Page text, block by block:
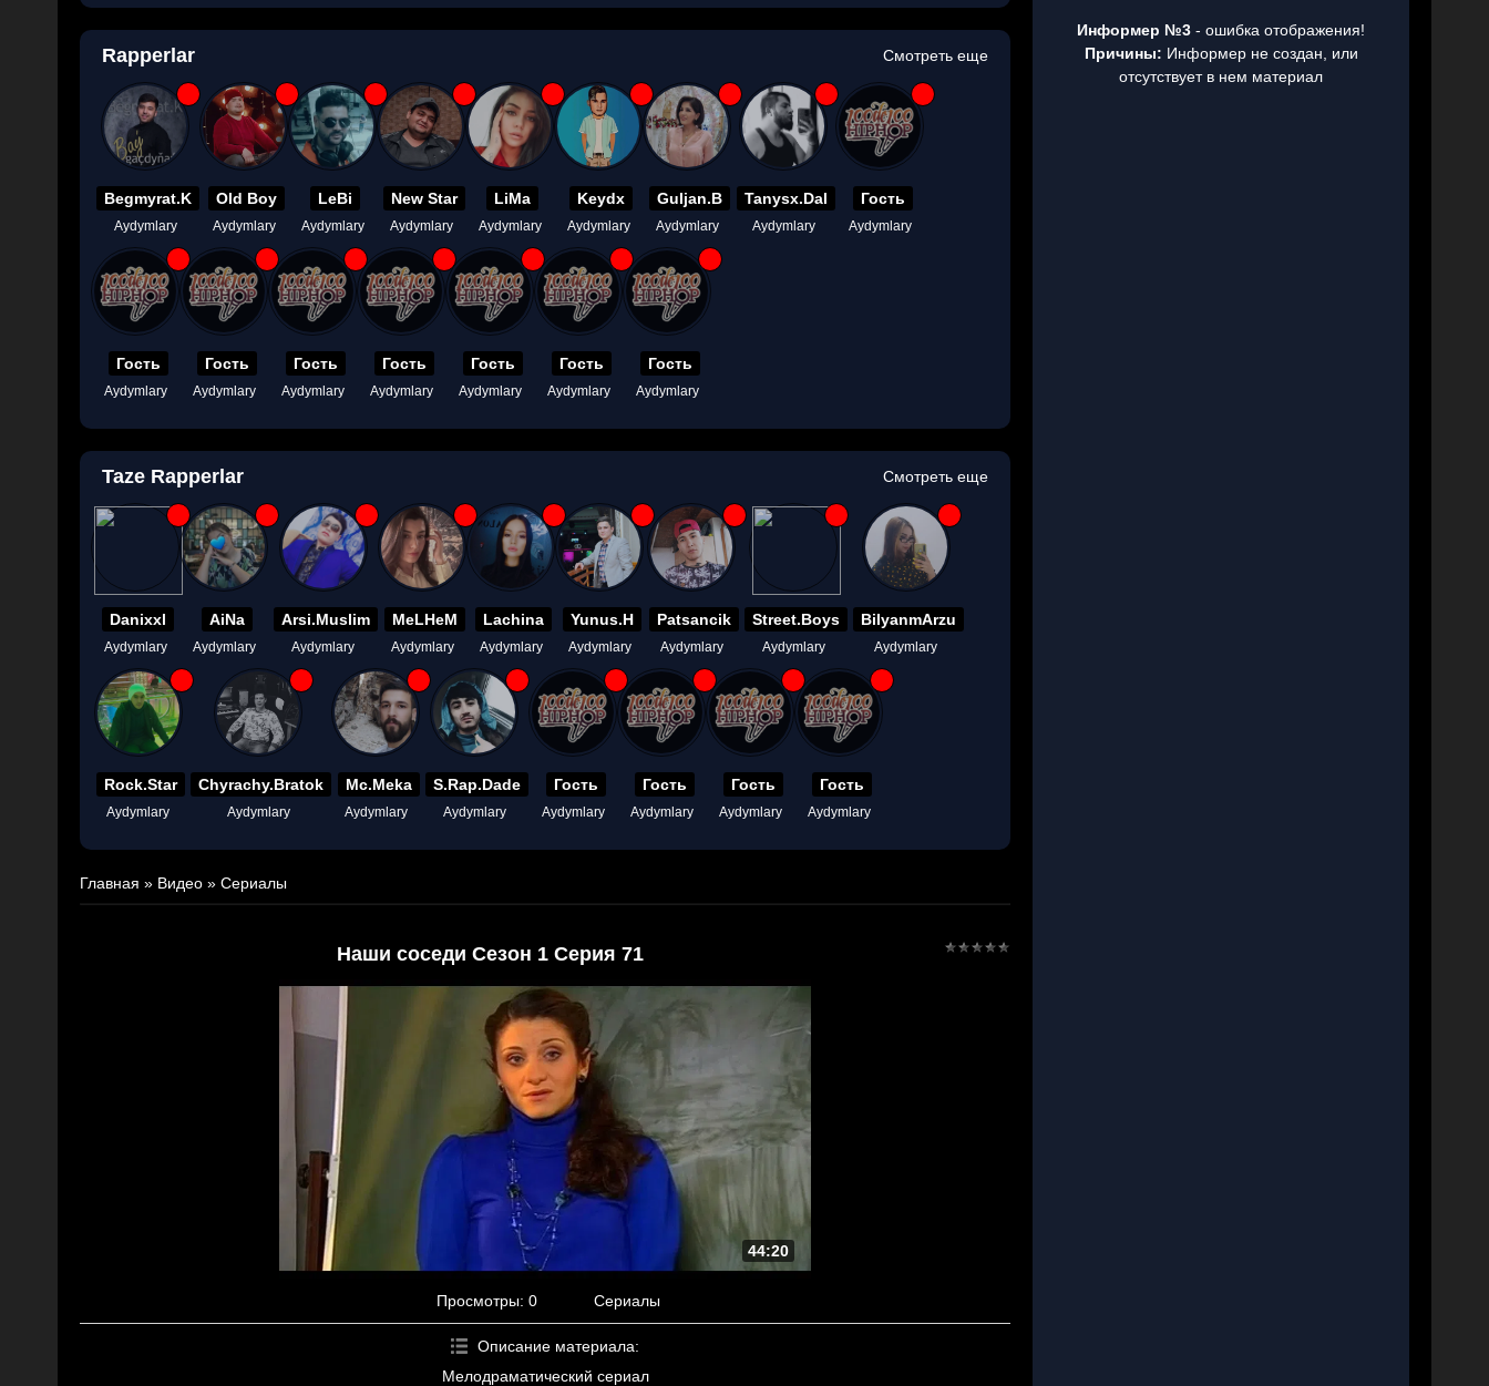
Rapperlar Смотреть еще
Begmyrat.K
Aydymlary
Old Boy
Aydymlary
LeBi
Aydymlary
New Star
Aydymlary
LiMa
Aydymlary
Keydx
Aydymlary
Guljan.B
Aydymlary
Tanysx.Dal
Aydymlary
Гость
Aydymlary
Гость
Aydymlary
Гость
Aydymlary
Гость
Aydymlary
Гость
Aydymlary
Гость
Aydymlary
Гость
Aydymlary
Гость
Aydymlary
Taze Rapperlar Смотреть еще
Danixxl
Aydymlary
AiNa
Aydymlary
Arsi.Muslim
Aydymlary
MeLHeM
Aydymlary
Lachina
Aydymlary
Yunus.H
Aydymlary
Patsancik
Aydymlary
Street.Boys
Aydymlary
BilyanmArzu
Aydymlary
Rock.Star
Aydymlary
Chyrachy.Bratok
Aydymlary
Mc.Meka
Aydymlary
S.Rap.Dade
Aydymlary
Гость
Aydymlary
Гость
Aydymlary
Гость
Aydymlary
Гость
Aydymlary
Главная » Видео » Сериалы
Наши соседи Сезон 1 Серия 71
44:20
Просмотры: 0 Сериалы
Описание материала:
Мелодраматический сериал
Информер №3 - ошибка отображения!
Причины: Информер не создан, или
отсутствует в нем материал